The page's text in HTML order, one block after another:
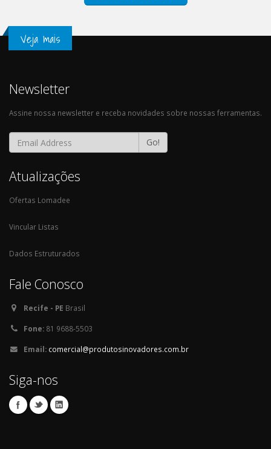
Veja mais
Newsletter
Assine nossa newsletter e receba novidades sobre nossas ferramentas.
Go!
Atualizações
Ofertas Lomadee
Vincular Listas
Dados Estruturados
Fale Conosco
Recife - PE Brasil
Fone: 81 9688-5503
Email: comercial@produtosinovadores.com.br
Siga-nos